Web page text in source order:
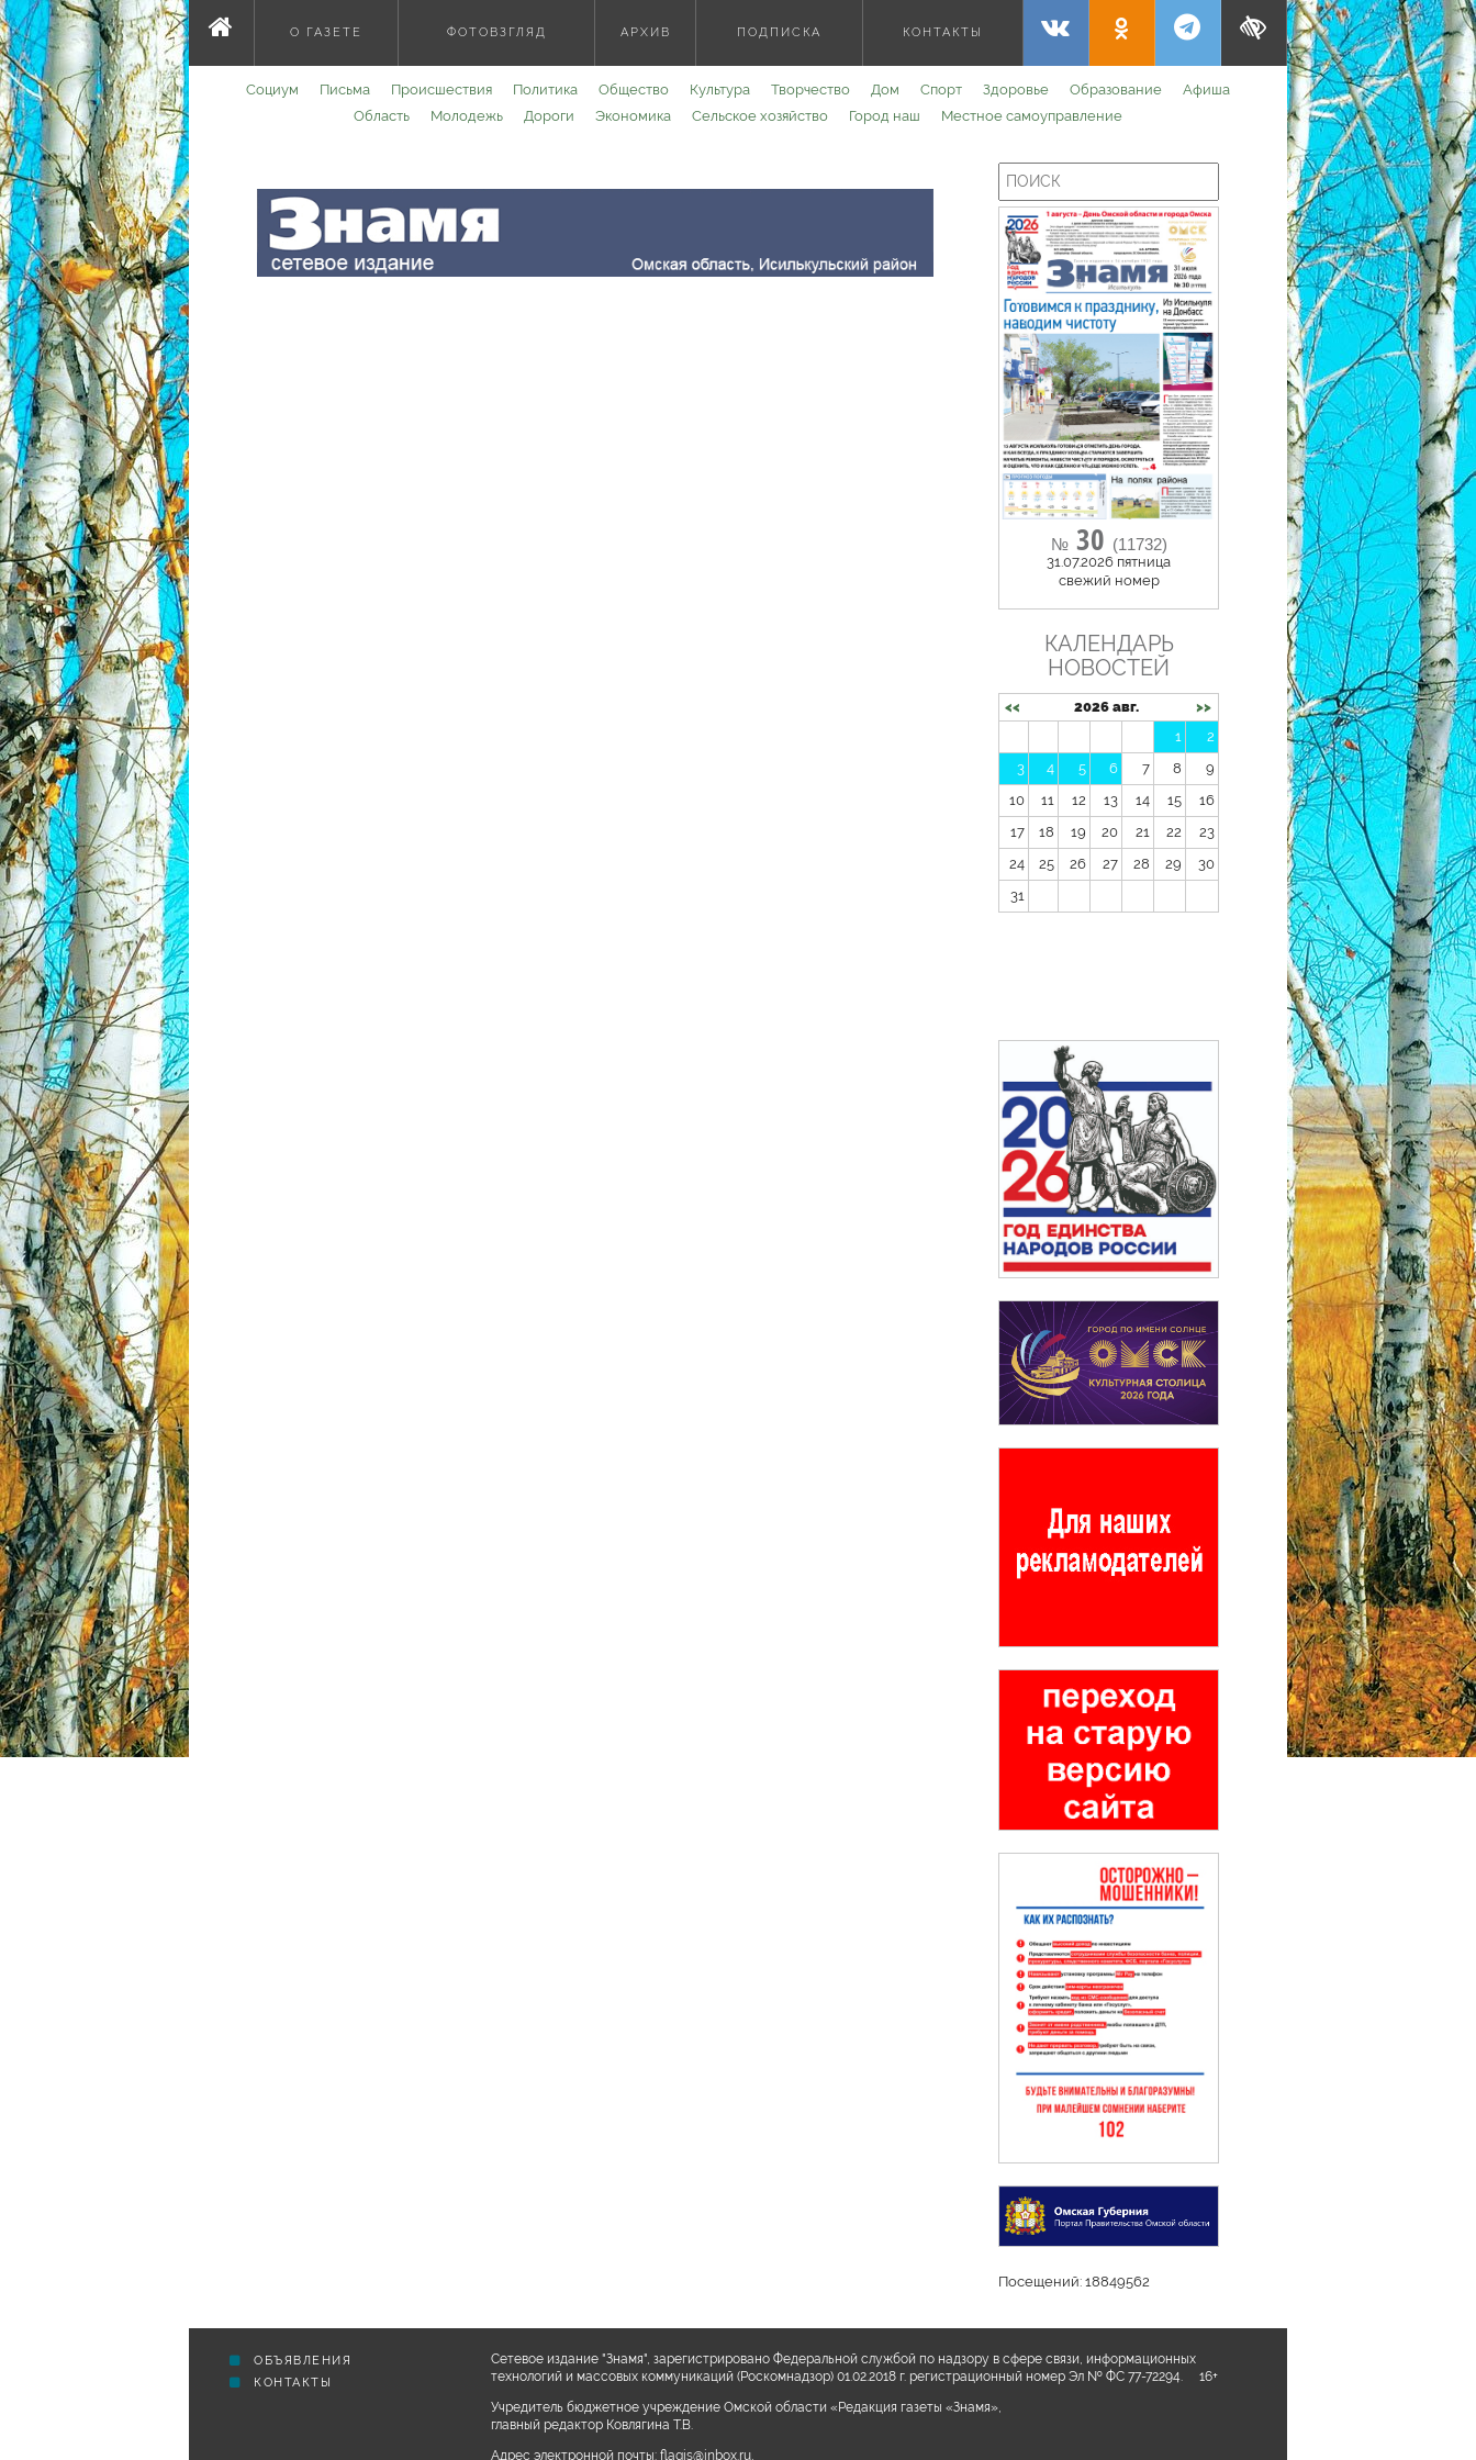
О ГАЗЕТЕ ФОТОВЗГЛЯД АРХИВ ПОДПИСКА КОНТАКТЫ
Социум Письма Происшествия Политика Общество Культура Творчество Дом Спорт Здоровье Образование
Афиша
Область
Молодежь Дороги Экономика Сельское хозяйство Город наш Местное самоуправление
№30 (11732)
31.07.2026 пятница
cвежий номер
КАЛЕНДАРЬ
НОВОСТЕЙ
<< 2026 авг.
>>
1
2
3
4 5 6 7 8
9
10
11 12 13 14 15
16
17
18 19 20 21 22
23
24
25 26 27 28 29
30
31
Посещений: 18849562
ОБЪЯВЛЕНИЯ
КОНТАКТЫ
Сетевое издание "Знамя", зарегистрировано Федеральной службой по надзору в сфере связи, информационных
технологий и массовых коммуникаций (Роскомнадзор) 01.02.2018 г. регистрационный номер Эл № ФС 77-72294. 16+
Учредитель бюджетное учреждение Омской области «Редакция газеты «Знамя»,
главный редактор Ковлягина Т.В.
Адрес электронной почты: flagis@inbox.ru,